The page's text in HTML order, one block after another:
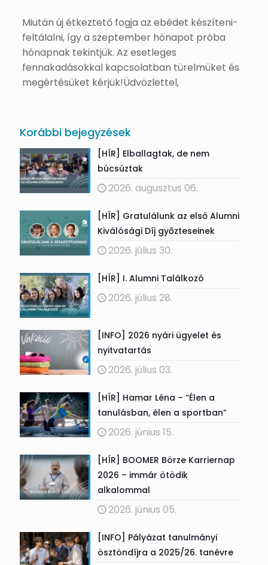
Miután új étkeztető fogja az ebédet készíteni-
feltálalni, így a szeptember hónapot próba
hónapnak tekintjük. Az esetleges
fennakadásokkal kapcsolatban türelmüket és
megértésüket kérjük!Üdvözlettel,
Korábbi bejegyzések
[HÍR] Elballagtak, de nem
búcsúztak
2026. augusztus 06.
[HÍR] Gratulálunk az első Alumni
Kiválósági Díj győzteseinek
2026. július 30.
[HÍR] I. Alumni Találkozó
2026. július 28.
[INFO] 2026 nyári ügyelet és
nyitvatartás
2026. július 03.
[HÍR] Hamar Léna – “Élen a
tanulásban, élen a sportban”
2026. június 15.
[HÍR] BOOMER Börze Karriernap
2026 – immár ötödik
alkalommal
2026. június 05.
[INFO] Pályázat tanulmányi
ösztöndíjra a 2025/26. tanévre